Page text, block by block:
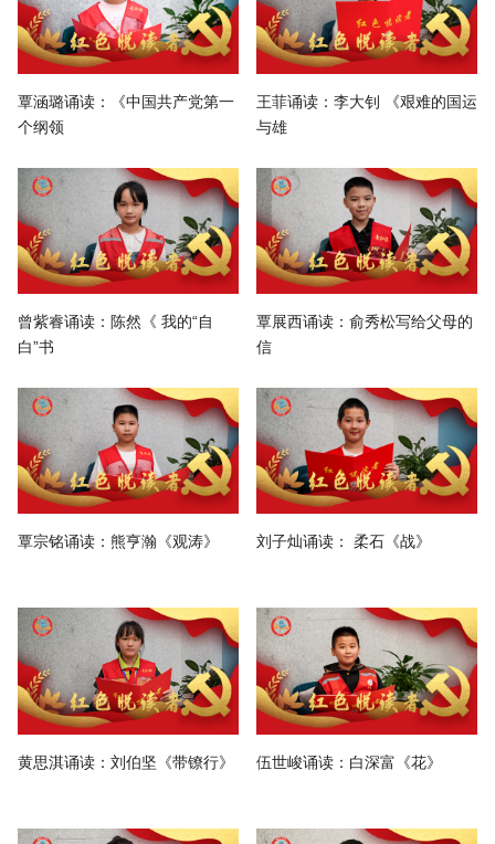
覃涵璐诵读：《中国共产党第一
个纲领
王菲诵读：李大钊 《艰难的国运
与雄
曾紫睿诵读：陈然《 我的“自
白”书
覃展西诵读：俞秀松写给父母的
信
覃宗铭诵读：熊亨瀚《观涛》 刘子灿诵读： 柔石《战》
黄思淇诵读：刘伯坚《带镣行》 伍世峻诵读：白深富《花》